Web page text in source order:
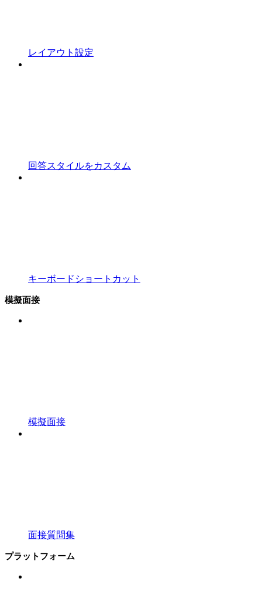
レイアウト設定
回答スタイルをカスタム
キーボードショートカット
模擬面接
模擬面接
面接質問集
プラットフォーム